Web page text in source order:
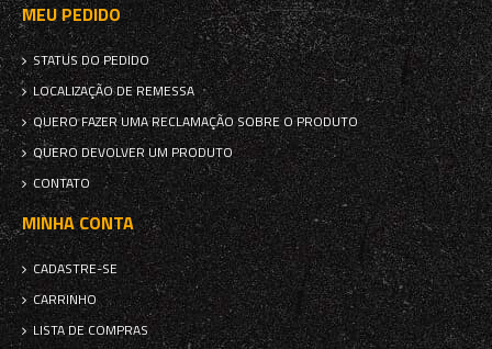
MEU PEDIDO
STATUS DO PEDIDO
LOCALIZAÇÃO DE REMESSA
QUERO FAZER UMA RECLAMAÇÃO SOBRE O PRODUTO
QUERO DEVOLVER UM PRODUTO
CONTATO
MINHA CONTA
CADASTRE-SE
CARRINHO
LISTA DE COMPRAS